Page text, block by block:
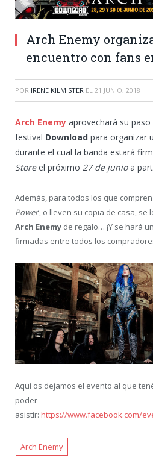
Arch Enemy
encuentro con fans
POR IRENE KILMISTER EL 21 JUNIO, 2018
Arch Enemy aprovechará su
festival Download para organizar
durante el cual la banda estará
Storeel próximo 27 de junioa
Además, para todos los que
Power‘, o lleven su copia de casa,
Arch Enemy de regalo… ¡Y se hará
firmadas entre todos los
Aquí os dejamos el evento al que
poder
asistir: https://www.facebook.com/
Arch Enemy